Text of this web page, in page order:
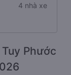
4 nhà xe
Phước